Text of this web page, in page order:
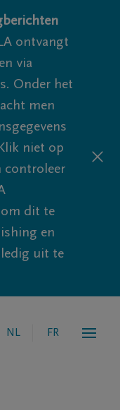
ontvangt
via
Onder het
men
niet op
controleer
om dit te
en
uit te
NL FR